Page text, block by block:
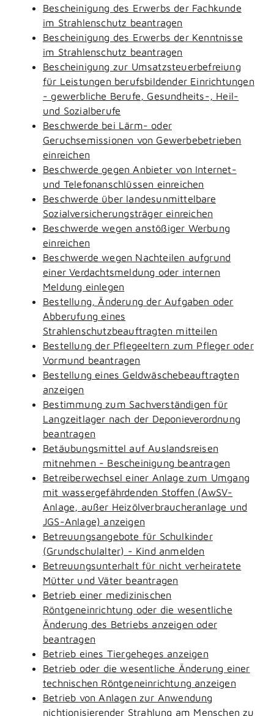
Bescheinigung des Erwerbs der Fachkunde
im Strahlenschutz beantragen
Bescheinigung des Erwerbs der Kenntnisse
im Strahlenschutz beantragen
Bescheinigung zur Umsatzsteuerbefreiung
für Leistungen berufsbildender Einrichtungen
- gewerbliche Berufe, Gesundheits-, Heil-
und Sozialberufe
Beschwerde bei Lärm- oder
Geruchsemissionen von Gewerbebetrieben
einreichen
Beschwerde gegen Anbieter von Internet-
und Telefonanschlüssen einreichen
Beschwerde über landesunmittelbare
Sozialversicherungsträger einreichen
Beschwerde wegen anstößiger Werbung
einreichen
Beschwerde wegen Nachteilen aufgrund
einer Verdachtsmeldung oder internen
Meldung einlegen
Bestellung, Änderung der Aufgaben oder
Abberufung eines
Strahlenschutzbeauftragten mitteilen
Bestellung der Pflegeeltern zum Pfleger oder
Vormund beantragen
Bestellung eines Geldwäschebeauftragten
anzeigen
Bestimmung zum Sachverständigen für
Langzeitlager nach der Deponieverordnung
beantragen
Betäubungsmittel auf Auslandsreisen
mitnehmen - Bescheinigung beantragen
Betreiberwechsel einer Anlage zum Umgang
mit wassergefährdenden Stoffen (AwSV-
Anlage, außer Heizölverbraucheranlage und
JGS-Anlage) anzeigen
Betreuungsangebote für Schulkinder
(Grundschulalter) - Kind anmelden
Betreuungsunterhalt für nicht verheiratete
Mütter und Väter beantragen
Betrieb einer medizinischen
Röntgeneinrichtung oder die wesentliche
Änderung des Betriebs anzeigen oder
beantragen
Betrieb eines Tiergeheges anzeigen
Betrieb oder die wesentliche Änderung einer
technischen Röntgeneinrichtung anzeigen
Betrieb von Anlagen zur Anwendung
nichtionisierender Strahlung am Menschen zu